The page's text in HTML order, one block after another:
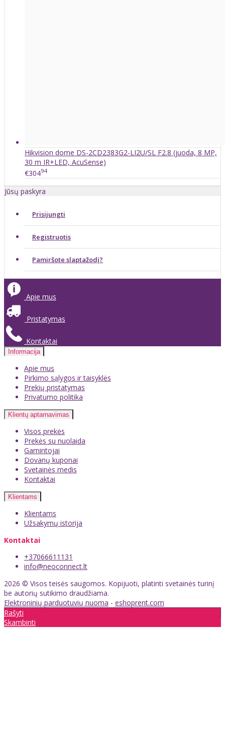
Hikvision dome DS-2CD2383G2-LI2U/SL F2.8 (juoda, 8 MP,
30 m IR+LED, AcuSense)
€30494
Jūsų paskyra
Prisijungti
Registruotis
Pamiršote slaptažodį?
Apie mus
Pristatymas
Kontaktai
Informacija
Apie mus
Pirkimo sąlygos ir taisyklės
Prekių pristatymas
Privatumo politika
Klientų aptarnavimas
Visos prekės
Prekės su nuolaida
Gamintojai
Dovanų kuponai
Svetainės medis
Kontaktai
Klientams
Klientams
Užsakymų istorija
Kontaktai
+37066611131
info@neoconnect.lt
2026 © Visos teisės saugomos. Kopijuoti, platinti svetainės turinį
be autorių sutikimo draudžiama.
Elektroninių parduotuvių nuoma - eshoprent.com
Rašyti
Skambinti